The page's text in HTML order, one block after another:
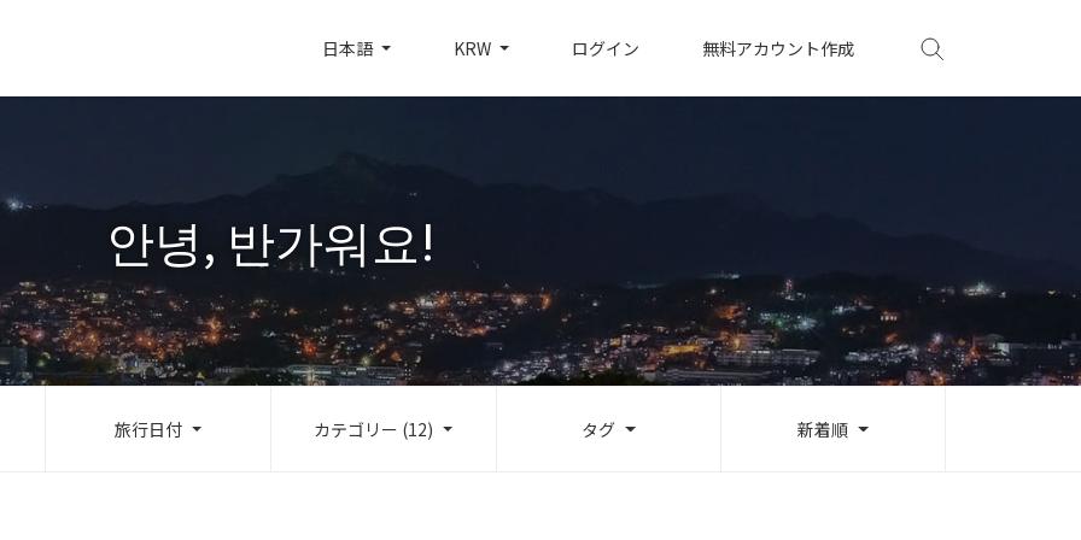
日本語 KRW ログイン 無料アカウント作成
안녕, 반가워요!
旅行日付 カテゴリー (12) タグ 新着順